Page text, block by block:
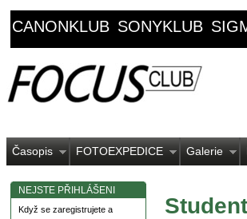
CANONKLUB SONYKLUB
Časopis FOTOEXPEDICE Galerie
NEJSTE PŘIHLÁŠENI
Když se zaregistrujete a